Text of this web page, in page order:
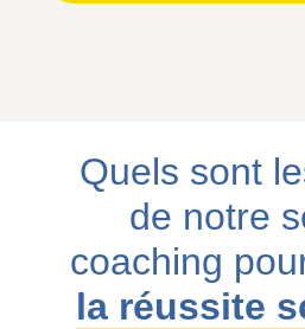
Quels sont
de notre
coaching
la réussite